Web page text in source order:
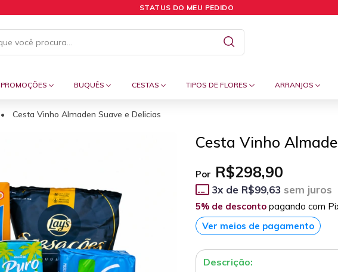
STATUS DO MEU PEDIDO
PROMOÇÕES BUQUÊS CESTAS TIPOS DE FLORES ARRANJOS
• Cesta Vinho Almaden Suave e Delicias
Cesta Vinho
Por R$298,90
3x de R$99,63 sem juros
5% de desconto pagando com
Ver meios de pagamento
Descrição: